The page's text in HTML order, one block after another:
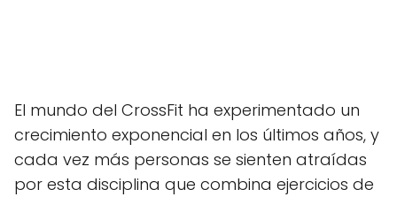
El mundo del CrossFit ha experimentado un
crecimiento exponencial en los últimos años, y
cada vez más personas se sienten atraídas
por esta disciplina que combina ejercicios de